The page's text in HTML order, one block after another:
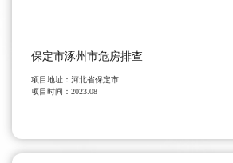
保定市涿州市危房排查
项目地址： 河北省保定市
项目时间： 2023.08